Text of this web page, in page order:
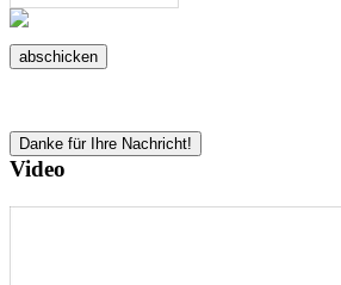
abschicken
Danke für Ihre Nachricht!
Video